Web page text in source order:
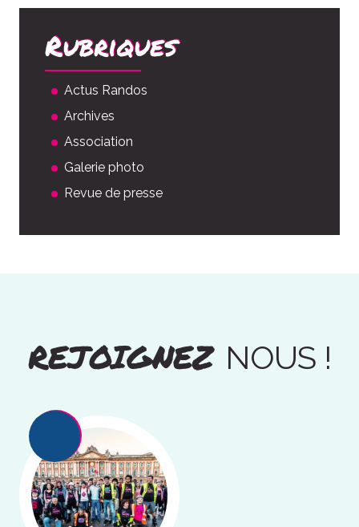
Rubriques
Actus Randos
Archives
Association
Galerie photo
Revue de presse
REJOIGNEZ NOUS !